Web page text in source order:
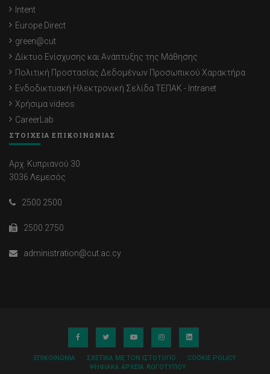
Intent
Europe Direct
green@cut
Δίκτυο Ενίσχυσης και Ανάπτυξης της Μάθησης
Πολιτική Προστασίας Δεδομένων Προσωπικού Χαρακτήρα
Ενδοδικτυακή Ηλεκτρονική Σελίδα ΤΕΠΑΚ - Intranet
Χρήσιμα videos
CareerLab
ΣΤΟΙΧΕΙΑ ΕΠΙΚΟΙΝΩΝΙΑΣ
Αρχ. Κυπριανού 30
3036 Λεμεσός
2500 2500
2500 2750
administration@cut.ac.cy
ΕΠΙΚΟΙΝΩΝΊΑ ΣΧΕΤΙΚΆ ΜΕ ΤΟΝ ΙΣΤΌΤΟΠΟ
COOKIE POLICY
ΨΗΦΙΑΚΆ ΑΡΧΕΊΑ ΛΟΓΌΤΥΠΟΥ